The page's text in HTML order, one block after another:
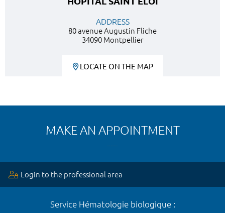
ADDRESS
80 avenue Augustin Fliche
34090 Montpellier
LOCATE ON THE MAP
MAKE AN APPOINTMENT
Login to the professional area
Service Hématologie biologique :